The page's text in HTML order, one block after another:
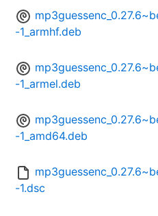
-1_armhf.deb
-1_armel.deb
-1_amd64.deb
-1.dsc